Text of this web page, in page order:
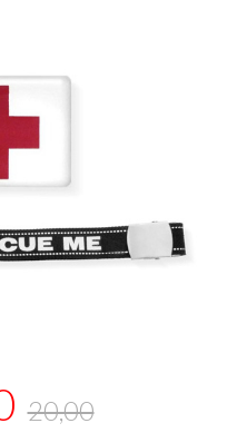
20,00